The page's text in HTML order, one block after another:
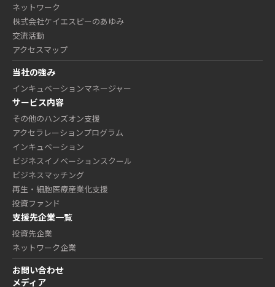
ネットワーク
株式会社ケイエスピーのあゆみ
交流活動
アクセスマップ
当社の強み
インキュベーションマネージャー
サービス内容
その他のハンズオン支援
アクセラレーションプログラム
インキュベーション
ビジネスイノベーションスクール
ビジネスマッチング
再生・細胞医療産業化支援
投資ファンド
支援先企業一覧
投資先企業
ネットワーク企業
お問い合わせ
メディア